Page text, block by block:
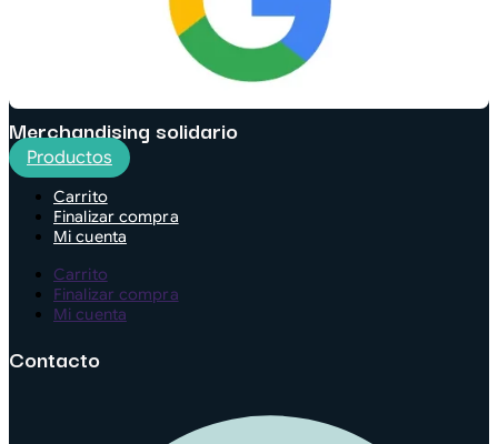
Merchandising solidario
Productos
Carrito
Finalizar compra
Mi cuenta
Carrito
Finalizar compra
Mi cuenta
Contacto